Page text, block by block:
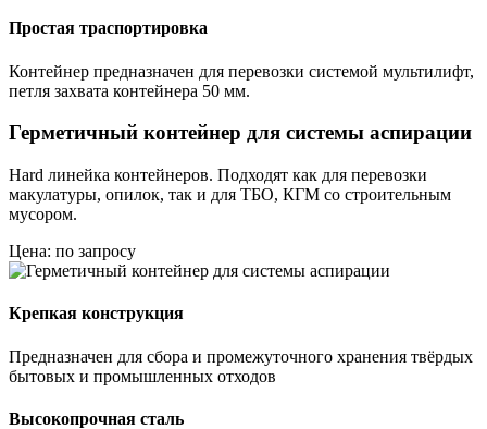
Простая траспортировка
Контейнер предназначен для перевозки системой мультилифт,
петля захвата контейнера 50 мм.
Герметичный контейнер для системы аспирации
Hard линейка контейнеров. Подходят как для перевозки
макулатуры, опилок, так и для ТБО, КГМ со строительным
мусором.
Цена: по запросу
Крепкая конструкция
Предназначен для сбора и промежуточного хранения твёрдых
бытовых и промышленных отходов
Высокопрочная сталь